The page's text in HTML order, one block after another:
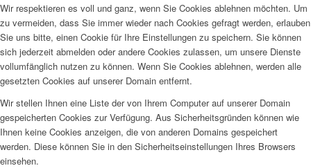
Wir respektieren es voll und ganz, wenn Sie Cookies ablehnen möchten. Um
zu vermeiden, dass Sie immer wieder nach Cookies gefragt werden, erlauben
Sie uns bitte, einen Cookie für Ihre Einstellungen zu speichern. Sie können
sich jederzeit abmelden oder andere Cookies zulassen, um unsere Dienste
vollumfänglich nutzen zu können. Wenn Sie Cookies ablehnen, werden alle
gesetzten Cookies auf unserer Domain entfernt.
Wir stellen Ihnen eine Liste der von Ihrem Computer auf unserer Domain
gespeicherten Cookies zur Verfügung. Aus Sicherheitsgründen können wie
Ihnen keine Cookies anzeigen, die von anderen Domains gespeichert
werden. Diese können Sie in den Sicherheitseinstellungen Ihres Browsers
einsehen.